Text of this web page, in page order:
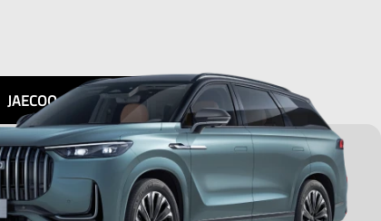
JAECOO
2.0 TGDI
7-Speed DCT
ابتداءً من 121,900
شهريًا 1,696